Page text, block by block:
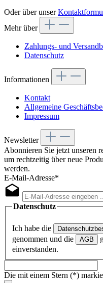
Oder über unser
Mehr über
Zahlungs- und
Datenschutz
Informationen
Kontakt
Allgemeine
Impressum
Newsletter
Abonnieren Sie jetzt unseren
um rechtzeitig über neue
werden.
E-Mail-Adresse*
Datenschutz
Ich habe die
genommen und die
AGB
einverstanden.
Die mit einem Stern (*)